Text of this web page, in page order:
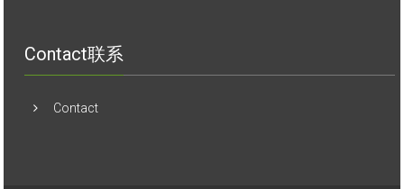
Contact联系
Contact